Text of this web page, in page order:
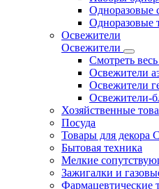
Одноразовые
Одноразовые
Освежители
Освежители
Смотреть весь
Освежители
Освежители
Освежители-
Хозяйственные
Посуда
Товары для декора
Бытовая техника
Мелкие
Зажигалки и
Фармацевтические